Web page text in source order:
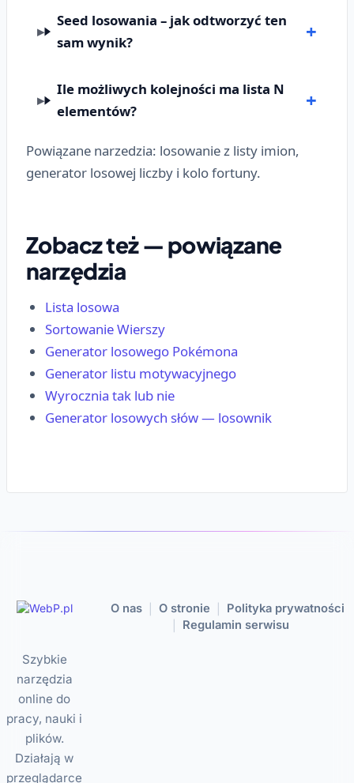
Seed losowania – jak odtworzyć ten
sam wynik?
Ile możliwych kolejności ma lista N
elementów?
Powiązane narzedzia: losowanie z listy imion,
generator losowej liczby i kolo fortuny.
Zobacz też — powiązane
narzędzia
Lista losowa
Sortowanie Wierszy
Generator losowego Pokémona
Generator listu motywacyjnego
Wyrocznia tak lub nie
Generator losowych słów — losownik
Szybkie
narzędzia
online do
pracy, nauki i
plików.
Działają w
przeglądarce
O nas O stronie Polityka prywatności
Regulamin serwisu